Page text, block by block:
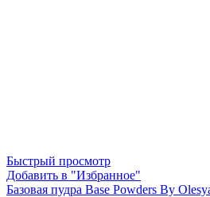
Быстрый просмотр
Добавить в "Избранное"
Базовая пудра Base Powders By